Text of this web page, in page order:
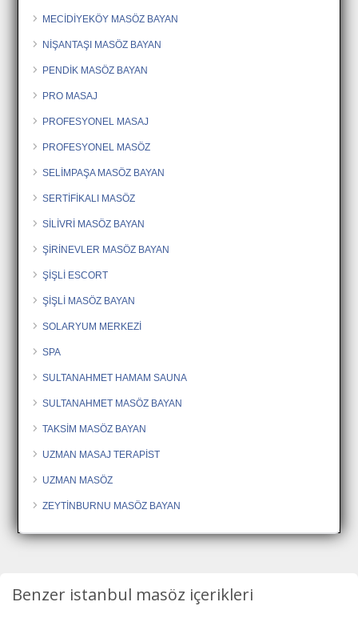
MECİDİYEKÖY MASÖZ BAYAN
NİŞANTAŞI MASÖZ BAYAN
PENDİK MASÖZ BAYAN
PRO MASAJ
PROFESYONEL MASAJ
PROFESYONEL MASÖZ
SELİMPAŞA MASÖZ BAYAN
SERTİFİKALI MASÖZ
SİLİVRİ MASÖZ BAYAN
ŞİRİNEVLER MASÖZ BAYAN
ŞİŞLİ ESCORT
ŞİŞLİ MASÖZ BAYAN
SOLARYUM MERKEZİ
SPA
SULTANAHMET HAMAM SAUNA
SULTANAHMET MASÖZ BAYAN
TAKSİM MASÖZ BAYAN
UZMAN MASAJ TERAPİST
UZMAN MASÖZ
ZEYTİNBURNU MASÖZ BAYAN
Benzer istanbul masöz içerikleri